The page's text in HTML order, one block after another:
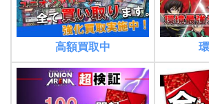
高額買取中